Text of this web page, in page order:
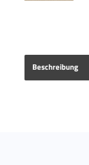
Beschreibung